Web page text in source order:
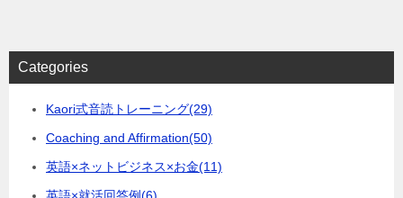
Categories
Kaori式音読トレーニング(29)
Coaching and Affirmation(50)
英語×ネットビジネス×お金(11)